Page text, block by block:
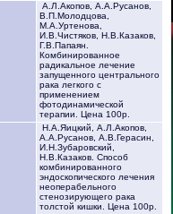
А.Л.Акопов, А.А.Русанов,
В.П.Молодцова,
М.А.Уртенова,
И.В.Чистяков, Н.В.Казаков,
Г.В.Папаян.
Комбинированное
радикальное лечение
запущенного центрального
рака легкого с
применением
фотодинамической
терапии. Цена 100р.
Н.А.Яицкий, А.Л.Акопов,
А.А.Русанов, А.В.Герасин,
И.Н.Зубаровский,
Н.В.Казаков. Способ
комбинированного
эндоскопического лечения
неоперабельного
стенозирующего рака
толстой кишки. Цена 100р.